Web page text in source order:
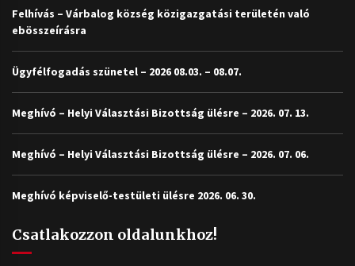
Felhívás – Várbalog község közigazgatási területén való
ebösszeírásra
Ügyfélfogadás szünetel – 2026 08.03. – 08.07.
Meghívó – Helyi Választási Bizottság ülésre – 2026. 07. 13.
Meghívó – Helyi Választási Bizottság ülésre – 2026. 07. 06.
Meghívó képviselő-testületi ülésre 2026. 06. 30.
Csatlakozzon oldalunkhoz!